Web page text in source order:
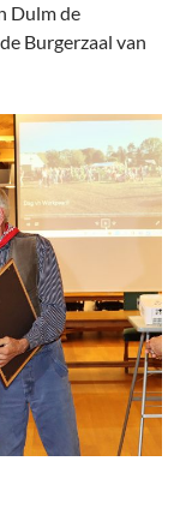
Dulm de
Burgerzaal van